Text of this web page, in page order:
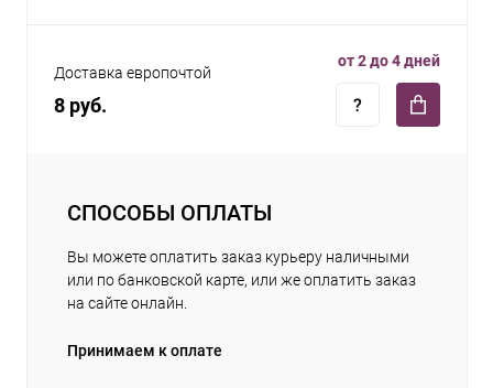
Доставка европочтой
8 руб.
от 2 до 4 дней
СПОСОБЫ ОПЛАТЫ
Вы можете оплатить заказ курьеру наличными
или по банковской карте, или же оплатить заказ
на сайте онлайн.
Принимаем к оплате